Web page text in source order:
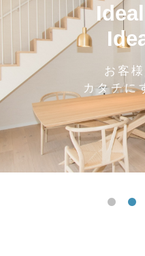
お客
カタチに